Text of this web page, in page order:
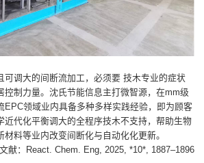
可调大的间断流加工，必须要 技木专业的症状
控制力量。沈氏节能信息主打微智源，在mm级
EPC领域业内具备多种多样实践经验，即为顾客
近代化平衡调大的全程序技木不支持，帮助生物
料等业内改变间断化与自动化化更新。
献：React. Chem. Eng, 2025, *10*, 1887–1896